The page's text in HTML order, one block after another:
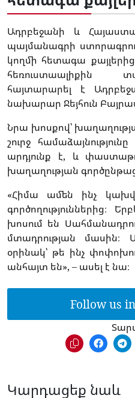
Ադրբեջանի և
պայմանագրի
կողմի հետագա
հեռուստաալիքին
հայտարարել է
նախարար Ջեյհուն
Նրա խոսքով՝
շուրջ
արդյունք է, և
խաղաղության
«Հիմա ամեն ինչ
գործողություններից։
խոսում են
մտադրության մասին։
օրինակ՝ թե ինչ
անհայտ են», – ասել է նա։
Follow us in
Կարդացեք նաև